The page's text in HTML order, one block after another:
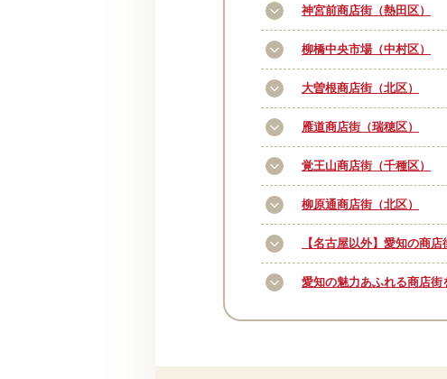
神宮前商店街（熱田区）
柳橋中央市場（中村区）
大曽根商店街（北区）
雁道商店街（瑞穂区）
覚王山商店街（千種区）
柳原通商店街（北区）
【名古屋以外】愛知の商店
愛知の魅力あふれる商店街